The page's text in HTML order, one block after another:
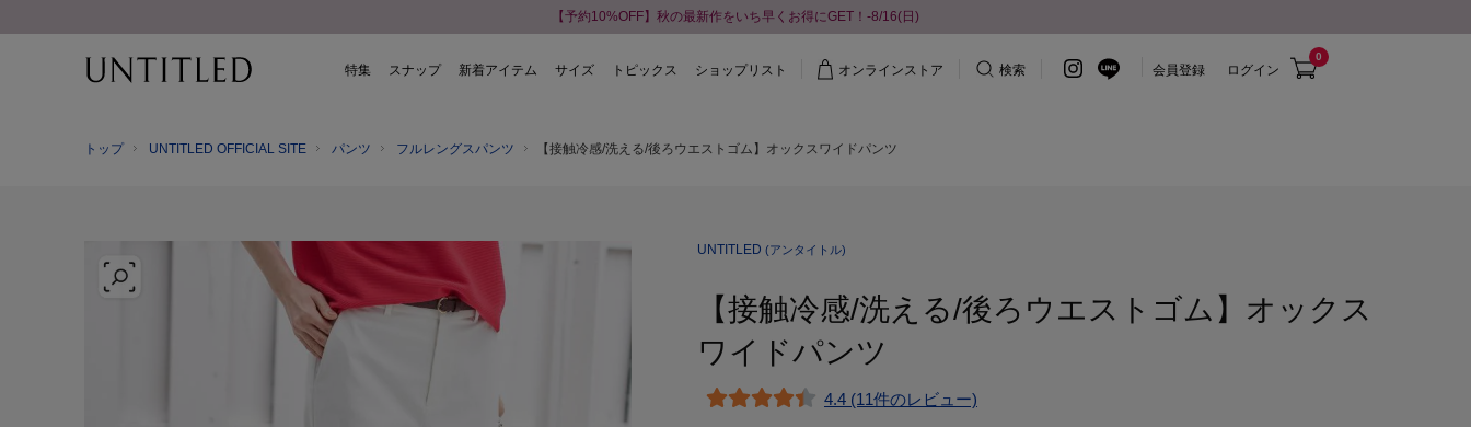
【予約10%OFF】秋の最新作をいち早くお得にGET！-8/16(日)
特集 スナップ 新着アイテム サイズ トピックス ショップリスト オンラインストア 検索 会員登録 ログイン
0
トップ UNTITLED OFFICIAL SITE パンツ フルレングスパンツ 【接触冷感/洗える/後ろウエストゴム】オックスワイドパンツ
UNTITLED (アンタイトル)
【接触冷感/洗える/後ろウエストゴム】オックス
ワイドパンツ
4.4 (11件のレビュー)